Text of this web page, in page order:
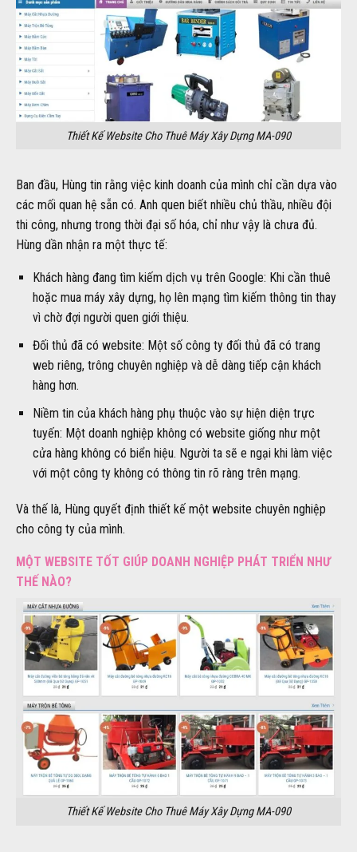
Thiết Kế Website Cho Thuê Máy Xây Dựng MA-090
Ban đầu, Hùng tin rằng việc kinh doanh của mình chỉ cần dựa vào
các mối quan hệ sẵn có. Anh quen biết nhiều chủ thầu, nhiều đội
thi công, nhưng trong thời đại số hóa, chỉ như vậy là chưa đủ.
Hùng dần nhận ra một thực tế:
Khách hàng đang tìm kiếm dịch vụ trên Google: Khi cần thuê
hoặc mua máy xây dựng, họ lên mạng tìm kiếm thông tin thay
vì chờ đợi người quen giới thiệu.
Đối thủ đã có website: Một số công ty đối thủ đã có trang
web riêng, trông chuyên nghiệp và dễ dàng tiếp cận khách
hàng hơn.
Niềm tin của khách hàng phụ thuộc vào sự hiện diện trực
tuyến: Một doanh nghiệp không có website giống như một
cửa hàng không có biển hiệu. Người ta sẽ e ngại khi làm việc
với một công ty không có thông tin rõ ràng trên mạng.
Và thế là, Hùng quyết định thiết kế một website chuyên nghiệp
cho công ty của mình.
MỘT WEBSITE TỐT GIÚP DOANH NGHIỆP PHÁT TRIỂN NHƯ
THẾ NÀO?
Thiết Kế Website Cho Thuê Máy Xây Dựng MA-090